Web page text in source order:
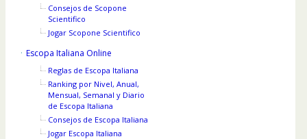
Consejos de Scopone
Scientifico
Jogar Scopone Scientifico
Escopa Italiana Online
Reglas de Escopa Italiana
Ranking por Nivel, Anual,
Mensual, Semanal y Diario
de Escopa Italiana
Consejos de Escopa Italiana
Jogar Escopa Italiana